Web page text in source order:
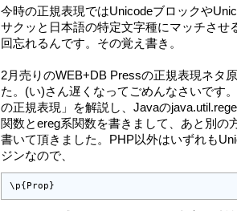
今時の正規表現ではUnicodeブロックや
サクッと日本語の特定文字種にマッチさせ
回忘れるんです。その覚え書き。
2月売りのWEB+DB Pressの正規表現ネタ
た。(い)さん遅くなってごめんなさいです
の正規表現」を解説し、Javaの
関数とereg系関数を書きまして、あと別の
書いて頂きました。PHP以外はいずれも
ジンなので、
\p{Prop}